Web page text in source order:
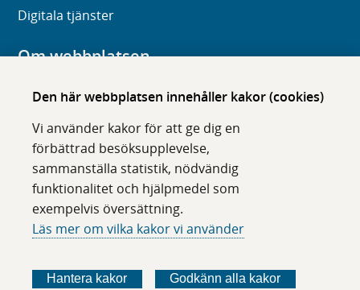
Den här webbplatsen innehåller kakor (cookies)
Vi använder kakor för att ge dig en
förbättrad besöksupplevelse,
sammanställa statistik, nödvändig
funktionalitet och hjälpmedel som
exempelvis översättning.
Läs mer om vilka kakor vi använder
Hantera kakor Godkänn alla kakor
Digitala tjänster
Om webbplatsen
Om karolinska.se
Tillgänglighet
Om cookies
Följ oss i sociala medier
ö
l
ö
l
ö
l